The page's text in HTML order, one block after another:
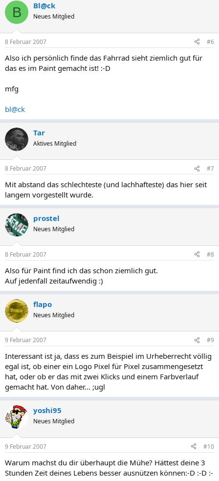
B Bl@ck
Neues Mitglied
8 Februar 2007 #6
Also ich persönlich finde das Fahrrad sieht ziemlich gut für
das es im Paint gemacht ist! :-D
mfg
bl@ck
Tar
Aktives Mitglied
8 Februar 2007 #7
Mit abstand das schlechteste (und lachhafteste) das hier seit
langem vorgestellt wurde.
prostel
Neues Mitglied
8 Februar 2007 #8
Also für Paint find ich das schon ziemlich gut.
Auf jedenfall zeitaufwendig :)
flapo
Neues Mitglied
9 Februar 2007 #9
Interessant ist ja, dass es zum Beispiel im Urheberrecht völlig
egal ist, ob einer ein Logo Pixel für Pixel zusammengesetzt
hat, oder ob er das mit zwei Klicks und einem Farbverlauf
gemacht hat. Von daher... ;ugl
yoshi95
Neues Mitglied
9 Februar 2007 #10
Warum machst du dir überhaupt die Mühe? Hättest deine 3
Stunden Zeit deines Lebens besser ausnützen können:-D :-D :-